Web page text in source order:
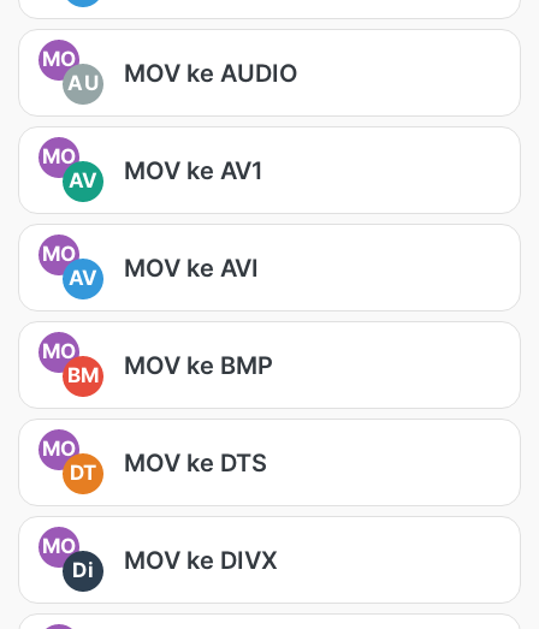
MO
AU
MOV ke AUDIO
MO
AV
MOV ke AV1
MO
AV
MOV ke AVI
MO
BM
MOV ke BMP
MO
DT
MOV ke DTS
MO
Di
MOV ke DIVX